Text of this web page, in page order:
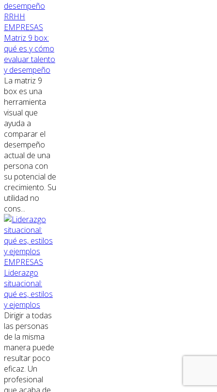
RRHH
EMPRESAS
Matriz 9 box:
qué es y cómo
evaluar talento
y desempeño
La matriz 9
box es una
herramienta
visual que
ayuda a
comparar el
desempeño
actual de una
persona con
su potencial de
crecimiento. Su
utilidad no
cons...
EMPRESAS
Liderazgo
situacional:
qué es, estilos
y ejemplos
Dirigir a todas
las personas
de la misma
manera puede
resultar poco
eficaz. Un
profesional
que acaba de